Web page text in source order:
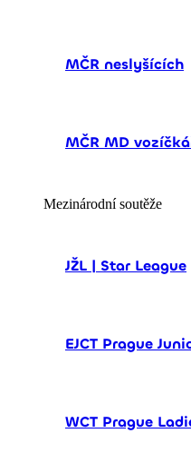
MČR neslyšících
MČR MD
Mezinárodní soutěže
JŽL | Star League
EJCT Prague
WCT Prague